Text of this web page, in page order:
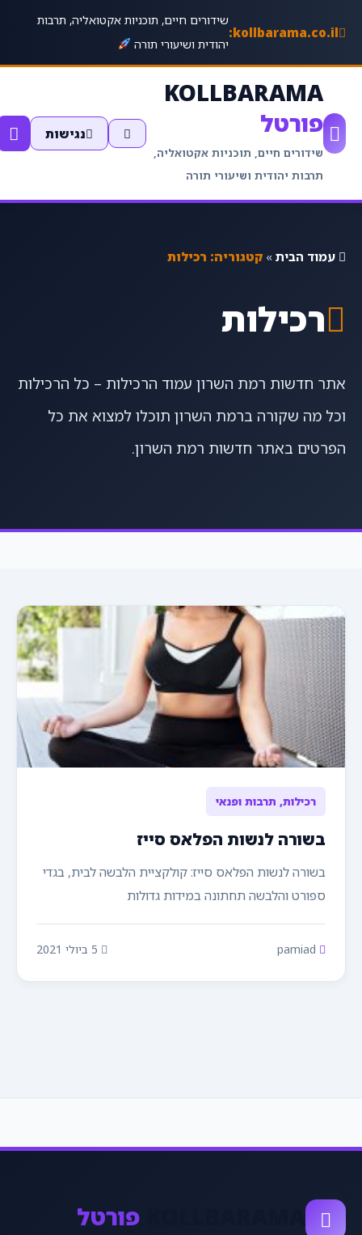
kollbarama.co.il:
שידורים חיים, תוכניות אקטואליה, תרבות
יהודית ושיעורי תורה
KOLLBARAMA
פורטל
שידורים חיים, תוכניות אקטואליה,
תרבות יהודית ושיעורי תורה
נגישות
עמוד הבית» קטגוריה: רכילות
רכילות
אתר חדשות רמת השרון עמוד הרכילות – כל הרכילות
וכל מה שקורה ברמת השרון תוכלו למצוא את כל
הפרטים באתר חדשות רמת השרון.
רכילות, תרבות ופנאי
בשורה לנשות הפלאס סייז
בשורה לנשות הפלאס סייז: קולקציית הלבשה לבית, בגדי
ספורט והלבשה תחתונה במידות גדולות
pamiad 5 ביולי 2021
KOLLBARAMA פורטל